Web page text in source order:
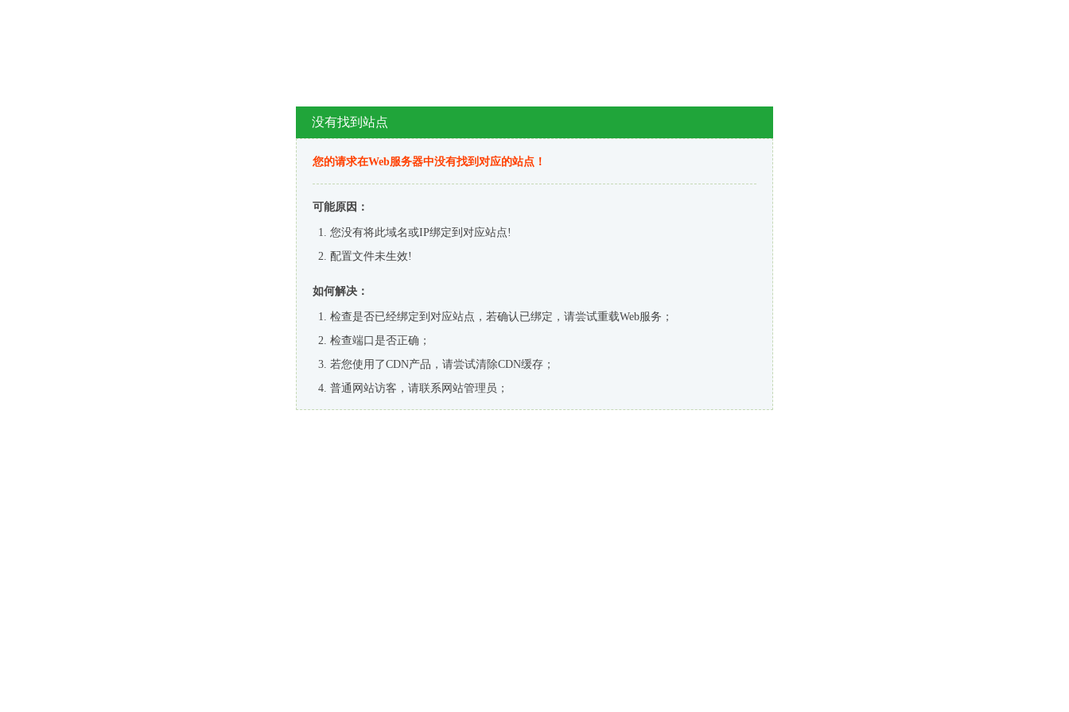
没有找到站点
您的请求在Web服务器中没有找到对应的站点！
可能原因：
您没有将此域名或IP绑定到对应站点!
配置文件未生效!
如何解决：
检查是否已经绑定到对应站点，若确认已绑定，请尝试重载Web服务；
检查端口是否正确；
若您使用了CDN产品，请尝试清除CDN缓存；
普通网站访客，请联系网站管理员；